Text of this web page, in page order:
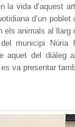
la vida d’aquest
d’un
els animals al
municipi
aquet del diàleg
va presentar